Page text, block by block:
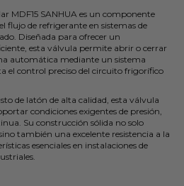
MDF15 SANHUA es un componente
flujo de refrigerante en sistemas de
Diseñada para ofrecer un
esta válvula permite abrir o cerrar
automática mediante un sistema
el control preciso del circuito frigorífico
de latón de alta calidad, esta válvula
condiciones exigentes de presión,
Su construcción sólida no solo
también una excelente resistencia a la
esenciales en instalaciones de